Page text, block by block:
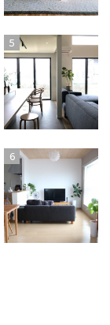
5
6